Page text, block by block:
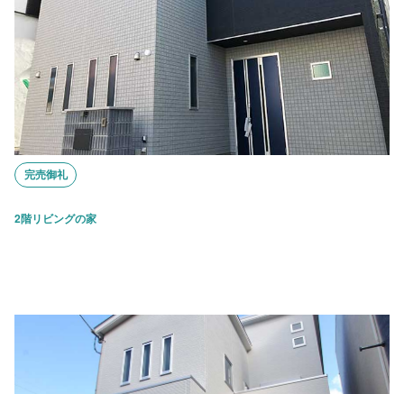
完売御礼
2階リビングの家